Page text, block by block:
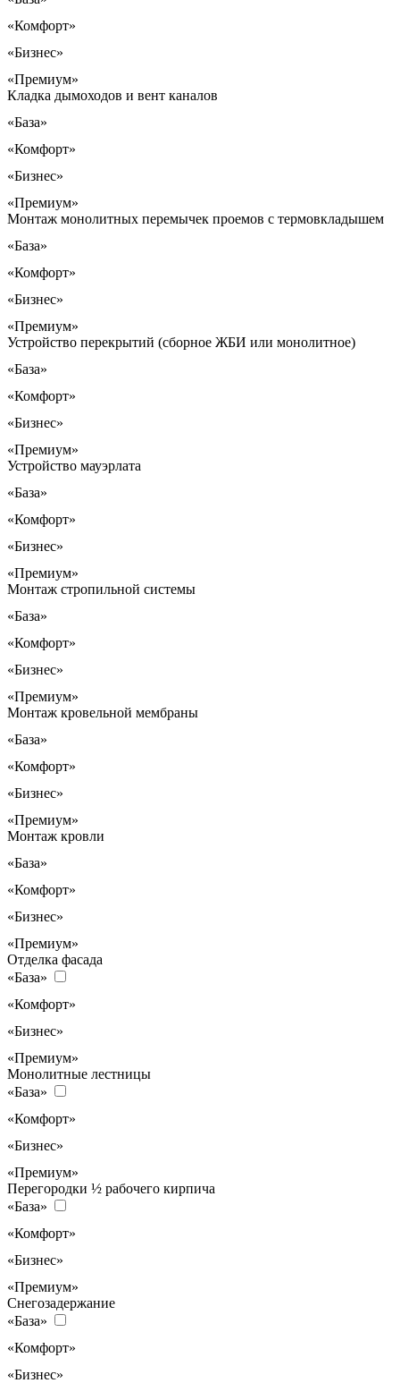
«Комфорт»
«Бизнес»
«Премиум»
Кладка дымоходов и вент каналов
«База»
«Комфорт»
«Бизнес»
«Премиум»
Монтаж монолитных перемычек проемов с термовкладышем
«База»
«Комфорт»
«Бизнес»
«Премиум»
Устройство перекрытий (сборное ЖБИ или монолитное)
«База»
«Комфорт»
«Бизнес»
«Премиум»
Устройство мауэрлата
«База»
«Комфорт»
«Бизнес»
«Премиум»
Монтаж стропильной системы
«База»
«Комфорт»
«Бизнес»
«Премиум»
Монтаж кровельной мембраны
«База»
«Комфорт»
«Бизнес»
«Премиум»
Монтаж кровли
«База»
«Комфорт»
«Бизнес»
«Премиум»
Отделка фасада
«База»
«Комфорт»
«Бизнес»
«Премиум»
Монолитные лестницы
«База»
«Комфорт»
«Бизнес»
«Премиум»
Перегородки ½ рабочего кирпича
«База»
«Комфорт»
«Бизнес»
«Премиум»
Снегозадержание
«База»
«Комфорт»
«Бизнес»